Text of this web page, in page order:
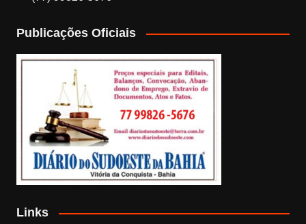
Publicações Oficiais
Links